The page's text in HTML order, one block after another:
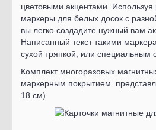
цветовыми акцентами. Используя
маркеры для белых досок с
вы легко создадите нужный вам
Написанный текст такими
сухой тряпкой, или специальным
Комплект многоразовых
маркерным покрытием
18 см).